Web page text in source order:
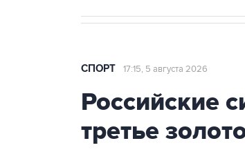
СПОРТ 17:15, 5 августа 2026
Российские
третье